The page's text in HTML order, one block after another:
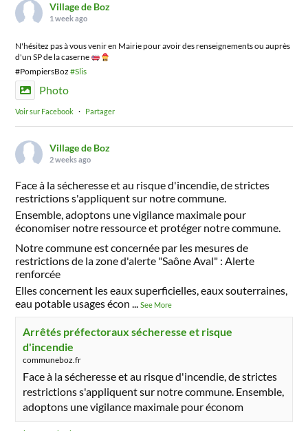
Village de Boz
1 week ago
N'hésitez pas à vous venir en Mairie pour avoir des renseignements ou auprès
d'un SP de la caserne
#PompiersBoz#Slis
Photo
Voir sur Facebook · Partager
Village de Boz
2 weeks ago
Face à la sécheresse et au risque d'incendie, de strictes
restrictions s'appliquent sur notre commune.
Ensemble, adoptons une vigilance maximale pour
économiser notre ressource et protéger notre commune.
Notre commune est concernée par les mesures de
restrictions de la zone d'alerte "Saône Aval" : Alerte
renforcée
Elles concernent les eaux superficielles, eaux souterraines,
eau potable usages écon ...See More
Arrêtés préfectoraux sécheresse et risque
d'incendie
communeboz.fr
Face à la sécheresse et au risque d'incendie, de strictes
restrictions s'appliquent sur notre commune. Ensemble,
adoptons une vigilance maximale pour économ